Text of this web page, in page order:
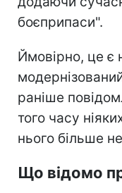
боєприпаси".
Ймовірно, це є
раніше
того часу
нього більше
Що відомо